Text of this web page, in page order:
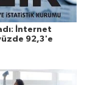
İnternet
92,3'e